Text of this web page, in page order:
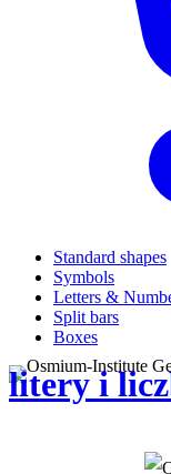
Standard shapes
Symbols
Letters &
Split bars
Boxes
litery i